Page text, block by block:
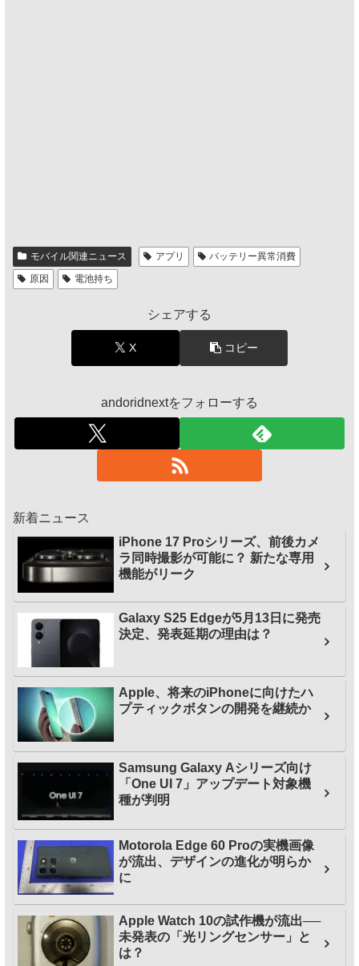
モバイル関連ニュース アプリ
バッテリー異常消費
原因
電池持ち
シェアする
X コピー
andoridnextをフォローする
新着ニュース
iPhone 17 Proシリーズ、前後カメ
ラ同時撮影が可能に？ 新たな専用
機能がリーク
Galaxy S25 Edgeが5月13日に発売
決定、発表延期の理由は？
Apple、将来のiPhoneに向けたハ
プティックボタンの開発を継続か
Samsung Galaxy Aシリーズ向け
「One UI 7」アップデート対象機
種が判明
Motorola Edge 60 Proの実機画像
が流出、デザインの進化が明らか
に
Apple Watch 10の試作機が流出──
未発表の「光リングセンサー」と
は？